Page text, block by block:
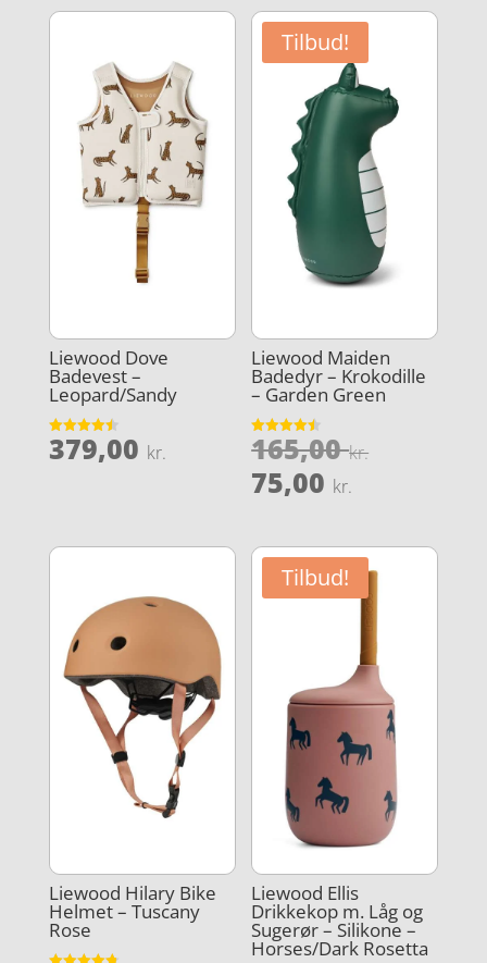
Liewood Dove
Badevest –
Leopard/Sandy
Vurderet
4.5
379,00 kr.
Tilbud!
Liewood Maiden
Badedyr – Krokodille
– Garden Green
Vurderet
4.5
165,00kr.Den
165,00
75,00 kr.
pris
er:
75,00 kr..
Liewood Hilary Bike
Helmet – Tuscany
Rose
Tilbud!
Liewood Ellis
Drikkekop m. Låg og
Sugerør – Silikone –
Horses/Dark Rosetta